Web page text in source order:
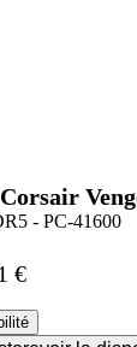
- PC-41600
€